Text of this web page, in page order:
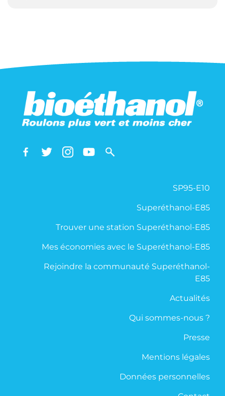
SP95-E10
Superéthanol-E85
Trouver une station Superéthanol-E85
Mes économies avec le Superéthanol-E85
Rejoindre la communauté Superéthanol-
E85
Actualités
Qui sommes-nous ?
Presse
Mentions légales
Données personnelles